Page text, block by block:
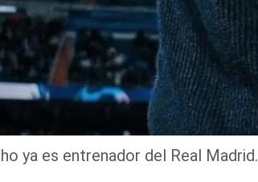
ya es entrenador del Real Madrid.